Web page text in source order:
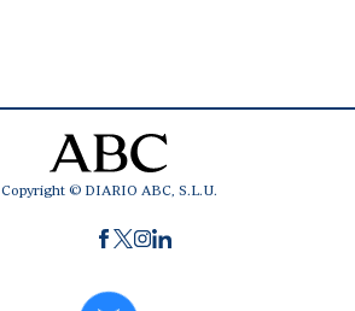
Copyright © DIARIO ABC, S.L.U.